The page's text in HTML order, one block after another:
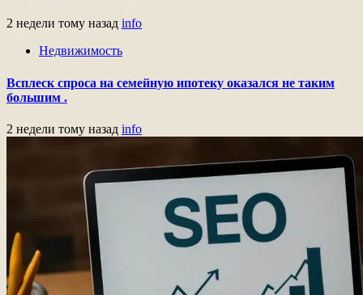
2 недели тому назад info
Недвижимость
Всплеск спроса на семейную ипотеку оказался не таким
большим .
2 недели тому назад info